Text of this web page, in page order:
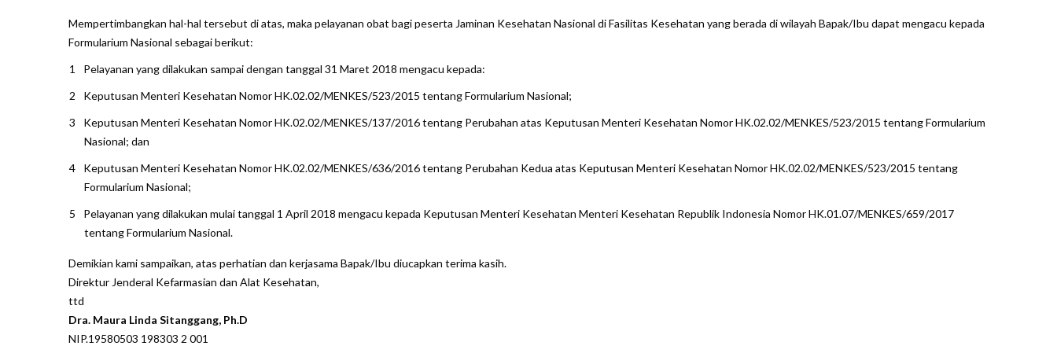
Mempertimbangkan hal-hal tersebut di atas, maka pelayanan obat bagi peserta Jaminan Kesehatan Nasional di Fasilitas Kesehatan yang berada di wilayah Bapak/Ibu dapat mengacu kepada
Formularium Nasional sebagai berikut:
Pelayanan yang dilakukan sampai dengan tanggal 31 Maret 2018 mengacu kepada:
Keputusan Menteri Kesehatan Nomor HK.02.02/MENKES/523/2015 tentang Formularium Nasional;
Keputusan Menteri Kesehatan Nomor HK.02.02/MENKES/137/2016 tentang Perubahan atas Keputusan Menteri Kesehatan Nomor HK.02.02/MENKES/523/2015 tentang Formularium
Nasional; dan
Keputusan Menteri Kesehatan Nomor HK.02.02/MENKES/636/2016 tentang Perubahan Kedua atas Keputusan Menteri Kesehatan Nomor HK.02.02/MENKES/523/2015 tentang
Formularium Nasional;
Pelayanan yang dilakukan mulai tanggal 1 April 2018 mengacu kepada Keputusan Menteri Kesehatan Menteri Kesehatan Republik Indonesia Nomor HK.01.07/MENKES/659/2017
tentang Formularium Nasional.
Demikian kami sampaikan, atas perhatian dan kerjasama Bapak/Ibu diucapkan terima kasih.
Direktur Jenderal Kefarmasian dan Alat Kesehatan,
ttd
Dra. Maura Linda Sitanggang, Ph.D
NIP.19580503 198303 2 001